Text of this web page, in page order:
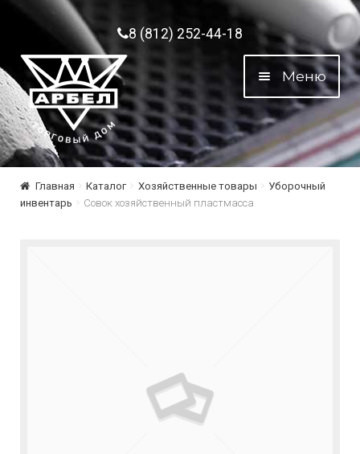
Перейти к навигации
Перейти к содержимому8 (812) 252-44-18
Меню
Главная Каталог Хозяйственные товары
Уборочный
инвентарь
Совок хозяйственный пластмасса